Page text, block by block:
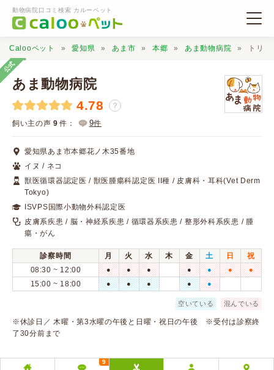
動物病院口コミ検索 カルーペット
動物病院検索
口コミ検索
Calooペットとは？
口コミ投稿
Calooペット 愛知県 あま市 本郷 あま動物病院 トリ
公式
あま動物病院
4.78 ？
飼い主の声 9 件： 9件
愛知県あま市本郷花ノ木35番地
イヌ / ネコ
獣医循環器認定医 / 獣医腫瘍科認定医 II種 / 皮膚科・耳科(Vet Derm
Tokyo)
ISVPS国際小動物外科認定医
皮膚系疾患 / 脳・神経系疾患 / 循環器系疾患 / 整形外科系疾患 / 腫
瘍・がん
診察時間 月 火 水 木 金 土 日
祝
08:30 ~ 12:00
● ● ● ● ● ● ●
15:00 ~ 18:00 ● ● ● ● ●
空いている 混んでいる
※休診日／ 木曜・第3水曜の午後と日曜・祝日の午後 ※受付は診察終
了30分前まで
9